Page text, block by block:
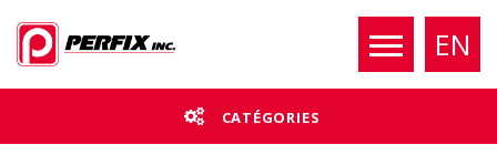
EN
CATÉGORIES